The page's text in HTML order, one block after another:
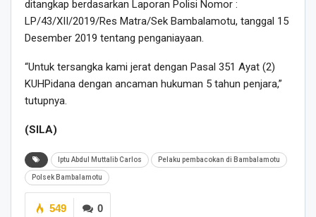
ditangkap berdasarkan Laporan Polisi Nomor :
LP/43/XII/2019/Res Matra/Sek Bambalamotu, tanggal 15
Desember 2019 tentang penganiayaan.
“Untuk tersangka kami jerat dengan Pasal 351 Ayat (2)
KUHPidana dengan ancaman hukuman 5 tahun penjara,”
tutupnya.
(SILA)
Iptu Abdul Muttalib Carlos Pelaku pembacokan di Bambalamotu
Polsek Bambalamotu
0
549